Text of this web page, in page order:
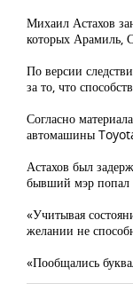
Михаил Астахов
которых Арамиль,
По версии
за то, что
Согласно
автомашины
Астахов был
бывший мэр попал
«Учитывая
желании не
«Пообщались